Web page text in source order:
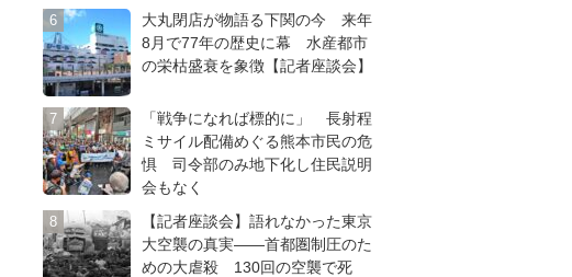
大丸閉店が物語る下関の今 来年
8月で77年の歴史に幕 水産都市
の栄枯盛衰を象徴【記者座談会】
「戦争になれば標的に」 長射程
ミサイル配備めぐる熊本市民の危
惧 司令部のみ地下化し住民説明
会もなく
【記者座談会】語れなかった東京
大空襲の真実――首都圏制圧のた
めの大虐殺 130回の空襲で死